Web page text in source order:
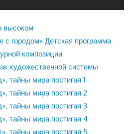
высоком
с городом» Детская программа
композиции
художественной системы
тайны мира постигая 1
тайны мира постигая 2
тайны мира постигая 3
тайны мира постигая 4
тайны мира постигая 5